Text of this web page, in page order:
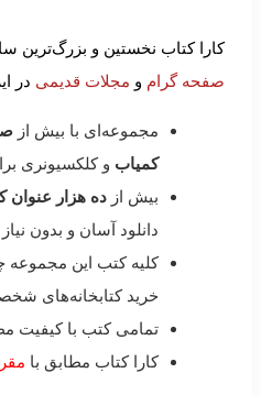
کارا کتاب نخستین و
صفحه گرام و مجلات قدیمی در
مجموعه‌ای با بیش از
کمیاب و کلکسیونری
بیش از ده هزار عنوان
دانلود آسان و بدون
کلیه کتب این مجموعه
خرید کتابخانه‌های
تمامی کتب با کیفیت
کارا کتاب مطابق با